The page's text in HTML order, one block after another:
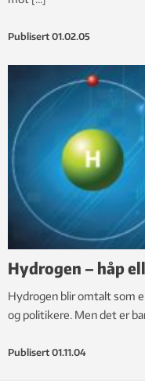
Publisert 01.02.05
Hydrogen – håp
Hydrogen blir omtalt som
og politikere. Men det er
Publisert 01.11.04